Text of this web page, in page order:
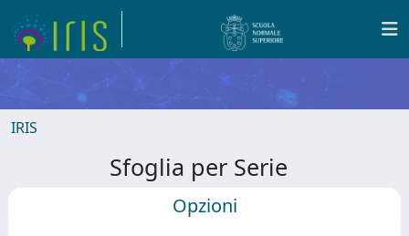
IRIS
Sfoglia per Serie
Opzioni